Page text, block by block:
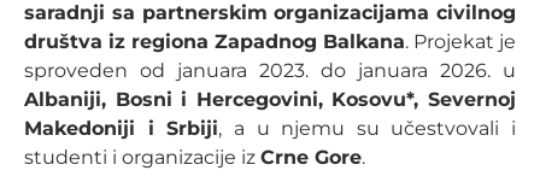
saradnji sa partnerskim organizacijama civilnog
društva iz regiona Zapadnog Balkana. Projekat je
sproveden od januara 2023. do januara 2026. u
Albaniji, Bosni i Hercegovini, Kosovu*, Severnoj
Makedoniji i Srbiji, a u njemu su učestvovali i
studenti i organizacije iz Crne Gore.